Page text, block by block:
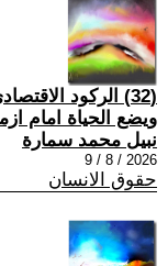
(32) الركود
ويضع الحياة امام
نبيل محمد سمارة
2026 / 8 / 9
حقوق الانسان